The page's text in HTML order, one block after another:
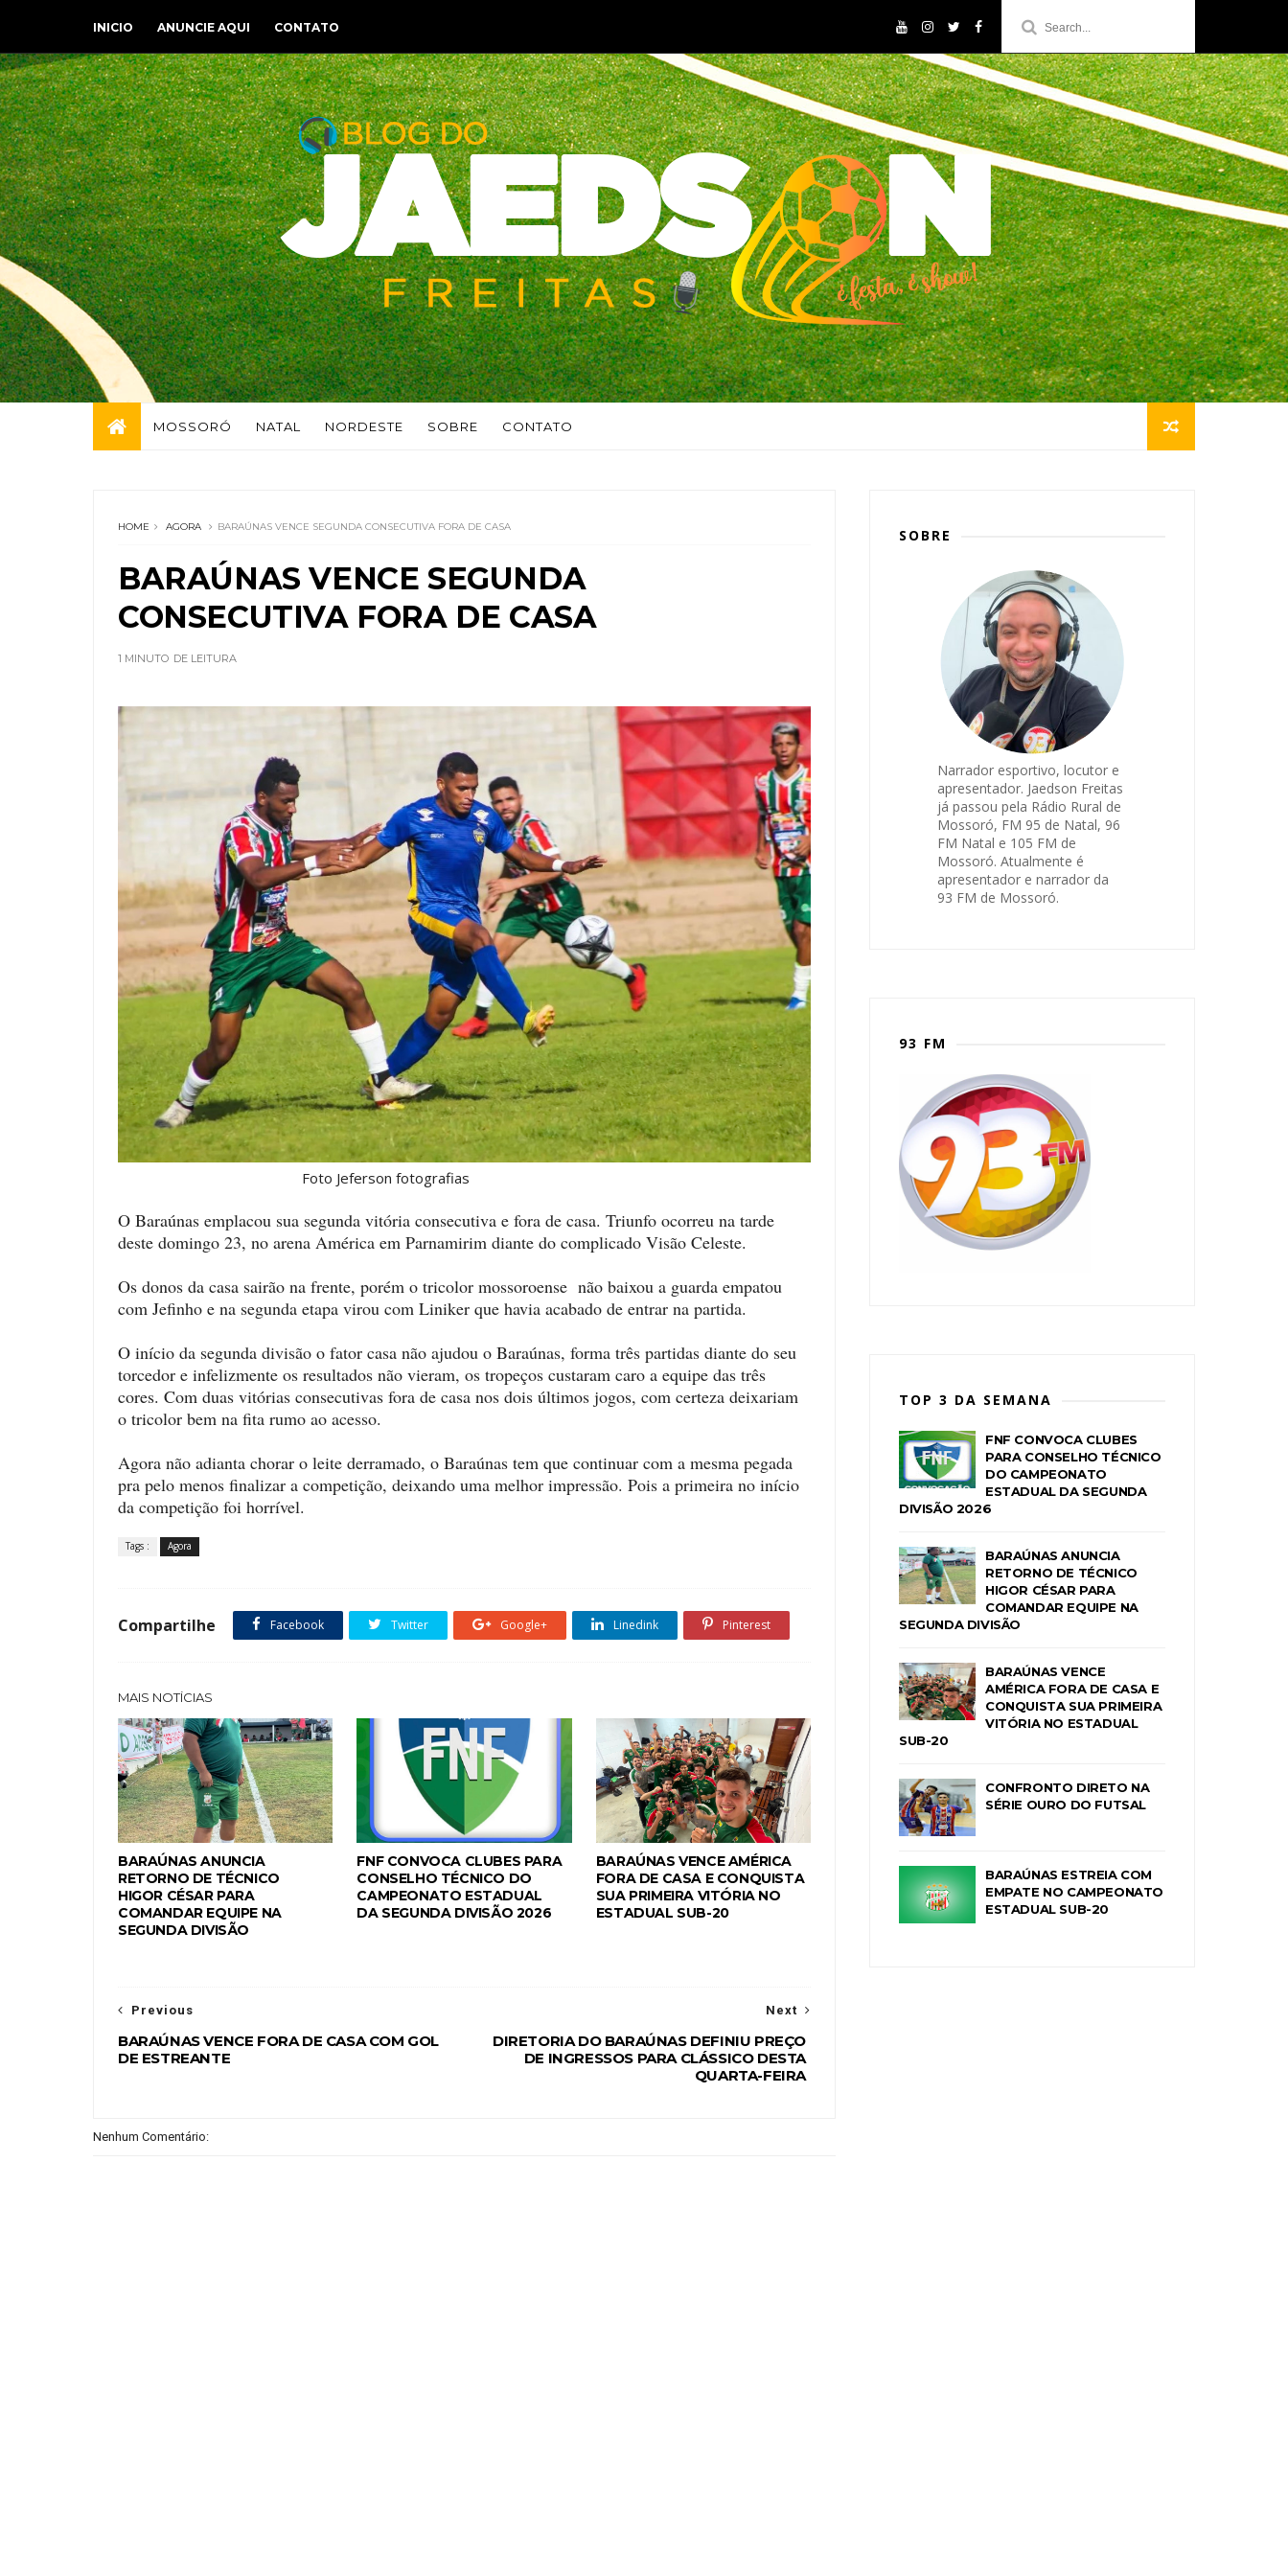
INICIO ANUNCIE AQUI CONTATO
MOSSORÓ NATAL NORDESTE SOBRE CONTATO
HOME AGORA BARAÚNAS VENCE SEGUNDA CONSECUTIVA FORA DE CASA
BARAÚNAS VENCE SEGUNDA
CONSECUTIVA FORA DE CASA
1 MINUTO DE LEITURA
Foto Jeferson fotografias
O Baraúnas emplacou sua segunda vitória consecutiva e fora de casa. Triunfo ocorreu na tarde
deste domingo 23, no arena América em Parnamirim diante do complicado Visão Celeste.
Os donos da casa sairão na frente, porém o tricolor mossoroense não baixou a guarda empatou
com Jefinho e na segunda etapa virou com Liniker que havia acabado de entrar na partida.
O início da segunda divisão o fator casa não ajudou o Baraúnas, forma três partidas diante do seu
torcedor e infelizmente os resultados não vieram, os tropeços custaram caro a equipe das três
cores. Com duas vitórias consecutivas fora de casa nos dois últimos jogos, com certeza deixariam
o tricolor bem na fita rumo ao acesso.
Agora não adianta chorar o leite derramado, o Baraúnas tem que continuar com a mesma pegada
pra pelo menos finalizar a competição, deixando uma melhor impressão. Pois a primeira no início
da competição foi horrível.
Tags : Agora
Compartilhe Facebook Twitter Google+ Linedink Pinterest
MAIS NOTÍCIAS
BARAÚNAS ANUNCIA
RETORNO DE TÉCNICO
HIGOR CÉSAR PARA
COMANDAR EQUIPE NA
SEGUNDA DIVISÃO
FNF CONVOCA CLUBES PARA
CONSELHO TÉCNICO DO
CAMPEONATO ESTADUAL
DA SEGUNDA DIVISÃO 2026
BARAÚNAS VENCE AMÉRICA
FORA DE CASA E CONQUISTA
SUA PRIMEIRA VITÓRIA NO
ESTADUAL SUB-20
Next
DIRETORIA DO BARAÚNAS DEFINIU PREÇO
DE INGRESSOS PARA CLÁSSICO DESTA
QUARTA-FEIRA
Previous
BARAÚNAS VENCE FORA DE CASA COM GOL
DE ESTREANTE
Nenhum Comentário:
SOBRE
Narrador esportivo, locutor e
apresentador. Jaedson Freitas
já passou pela Rádio Rural de
Mossoró, FM 95 de Natal, 96
FM Natal e 105 FM de
Mossoró. Atualmente é
apresentador e narrador da
93 FM de Mossoró.
93 FM
TOP 3 DA SEMANA
FNF CONVOCA CLUBES
PARA CONSELHO TÉCNICO
DO CAMPEONATO
ESTADUAL DA SEGUNDA
DIVISÃO 2026
BARAÚNAS ANUNCIA
RETORNO DE TÉCNICO
HIGOR CÉSAR PARA
COMANDAR EQUIPE NA
SEGUNDA DIVISÃO
BARAÚNAS VENCE
AMÉRICA FORA DE CASA E
CONQUISTA SUA PRIMEIRA
VITÓRIA NO ESTADUAL
SUB-20
CONFRONTO DIRETO NA
SÉRIE OURO DO FUTSAL
BARAÚNAS ESTREIA COM
EMPATE NO CAMPEONATO
ESTADUAL SUB-20